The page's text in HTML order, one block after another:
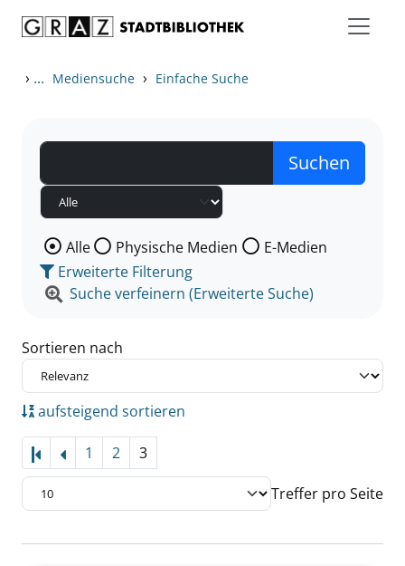
› ... Mediensuche › Einfache Suche
Wählen Sie die Medienart nach der Sie suchen wollen.
Alle Physische Medien
E-Medien
Erweiterte Filterung
Suche verfeinern (Erweiterte Suche)
Sortieren nach
aufsteigend sortieren
1 2 3
Treffer pro Seite